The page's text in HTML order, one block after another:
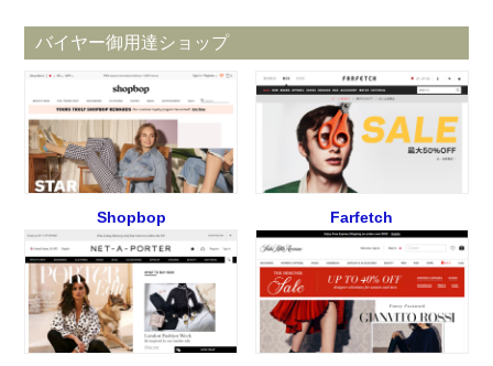
バイヤー御用達ショップ
Shopbop Farfetch